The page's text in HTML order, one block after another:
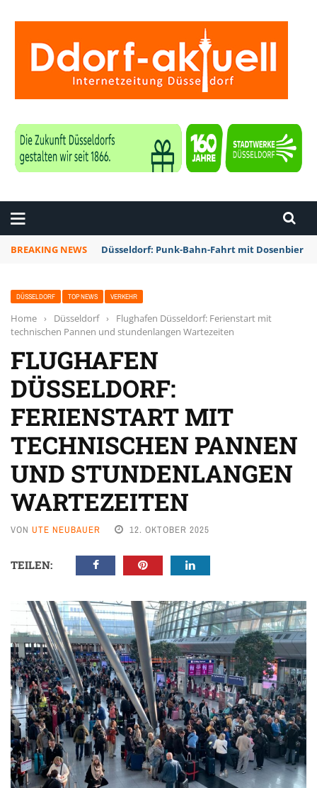
BREAKING NEWS Düsseldorf: Punk-Bahn-Fahrt mit Dosenbier
DÜSSELDORF TOP NEWS VERKEHR
Home › Düsseldorf ›
Flughafen Düsseldorf: Ferienstart mit
technischen Pannen und stundenlangen Wartezeiten
FLUGHAFEN
DÜSSELDORF:
FERIENSTART MIT
TECHNISCHEN PANNEN
UND STUNDENLANGEN
WARTEZEITEN
VON UTE NEUBAUER 12. OKTOBER 2025
TEILEN: